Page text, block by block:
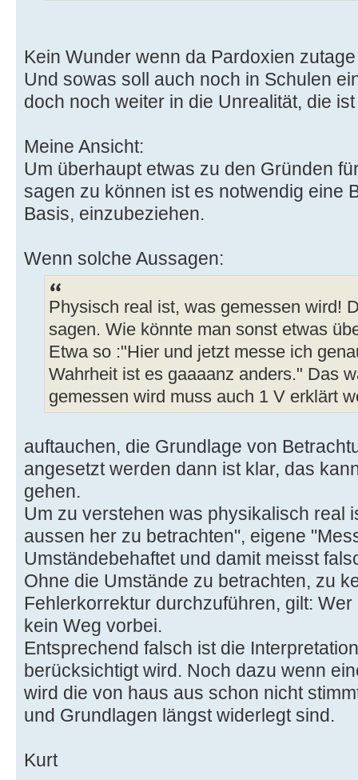
Kein Wunder wenn da Pardoxien
Und sowas soll auch noch in Schulen
doch noch weiter in die Unrealität, die
Meine Ansicht:
Um überhaupt etwas zu den Gründen
sagen zu können ist es notwendig eine
Basis, einzubeziehen.
Wenn solche Aussagen:
Physisch real ist, was gemessen wird!
sagen. Wie könnte man sonst etwas
Etwa so :"Hier und jetzt messe ich
Wahrheit ist es gaaaanz anders." Das
gemessen wird muss auch 1 V erklärt
auftauchen, die Grundlage von
angesetzt werden dann ist klar, das
gehen.
Um zu verstehen was physikalisch real
aussen her zu betrachten", eigene
Umständebehaftet und damit meisst
Ohne die Umstände zu betrachten, zu
Fehlerkorrektur durchzuführen, gilt:
kein Weg vorbei.
Entsprechend falsch ist die
berücksichtigt wird. Noch dazu wenn
wird die von haus aus schon nicht
und Grundlagen längst widerlegt sind.
Kurt